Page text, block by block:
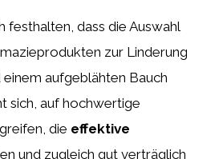
festhalten, dass die Auswahl
zur Linderung
aufgeblähten Bauch
sich, auf hochwertige
die effektive
und zugleich gut verträglich